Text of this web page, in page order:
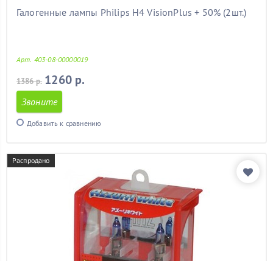
Галогенные лампы Philips H4 VisionPlus + 50% (2шт.)
Арт. 403-08-00000019
1386 р. 1260 р.
Звоните
Добавить к сравнению
Распродано